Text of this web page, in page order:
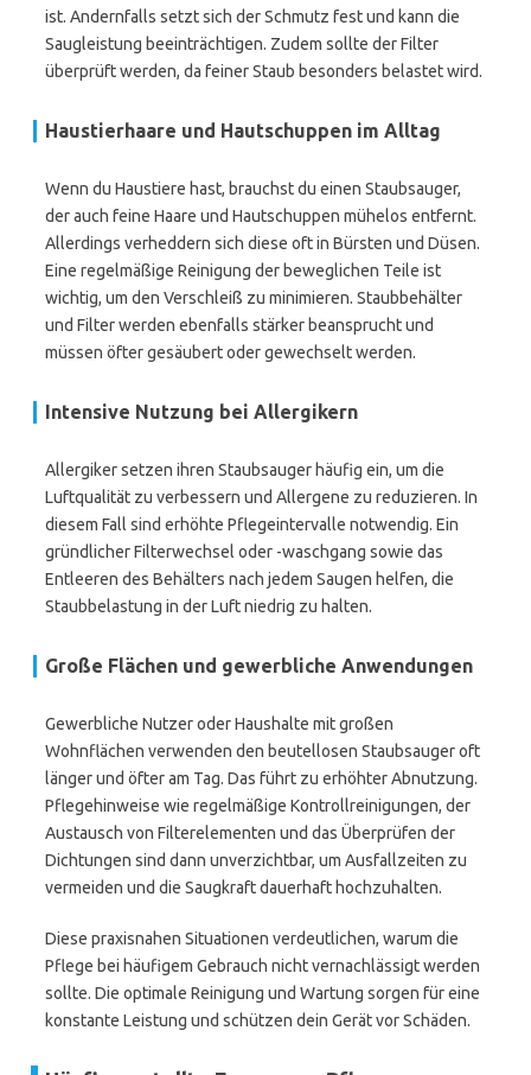
ist. Andernfalls setzt sich der Schmutz fest und kann die
Saugleistung beeinträchtigen. Zudem sollte der Filter
überprüft werden, da feiner Staub besonders belastet wird.
Haustierhaare und Hautschuppen im Alltag
Wenn du Haustiere hast, brauchst du einen Staubsauger,
der auch feine Haare und Hautschuppen mühelos entfernt.
Allerdings verheddern sich diese oft in Bürsten und Düsen.
Eine regelmäßige Reinigung der beweglichen Teile ist
wichtig, um den Verschleiß zu minimieren. Staubbehälter
und Filter werden ebenfalls stärker beansprucht und
müssen öfter gesäubert oder gewechselt werden.
Intensive Nutzung bei Allergikern
Allergiker setzen ihren Staubsauger häufig ein, um die
Luftqualität zu verbessern und Allergene zu reduzieren. In
diesem Fall sind erhöhte Pflegeintervalle notwendig. Ein
gründlicher Filterwechsel oder -waschgang sowie das
Entleeren des Behälters nach jedem Saugen helfen, die
Staubbelastung in der Luft niedrig zu halten.
Große Flächen und gewerbliche Anwendungen
Gewerbliche Nutzer oder Haushalte mit großen
Wohnflächen verwenden den beutellosen Staubsauger oft
länger und öfter am Tag. Das führt zu erhöhter Abnutzung.
Pflegehinweise wie regelmäßige Kontrollreinigungen, der
Austausch von Filterelementen und das Überprüfen der
Dichtungen sind dann unverzichtbar, um Ausfallzeiten zu
vermeiden und die Saugkraft dauerhaft hochzuhalten.
Diese praxisnahen Situationen verdeutlichen, warum die
Pflege bei häufigem Gebrauch nicht vernachlässigt werden
sollte. Die optimale Reinigung und Wartung sorgen für eine
konstante Leistung und schützen dein Gerät vor Schäden.